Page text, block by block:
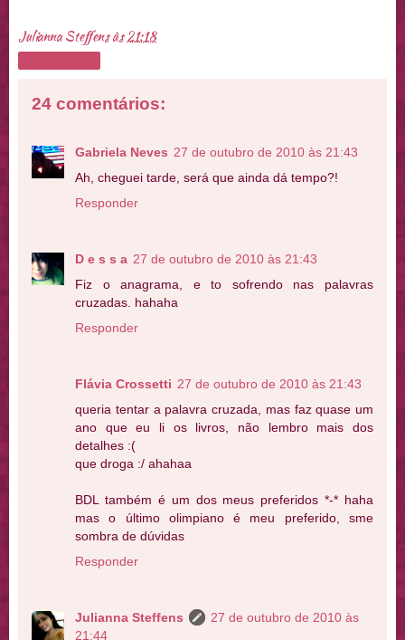
Julianna Steffensàs21:18
24 comentários:
Gabriela Neves 27 de outubro de 2010 às 21:43
Ah, cheguei tarde, será que ainda dá tempo?!
Responder
D e s s a 27 de outubro de 2010 às 21:43
Fiz o anagrama, e to sofrendo nas palavras
cruzadas. hahaha
Responder
Flávia Crossetti 27 de outubro de 2010 às 21:43
queria tentar a palavra cruzada, mas faz quase um
ano que eu li os livros, não lembro mais dos
detalhes :(
que droga :/ ahahaa
BDL também é um dos meus preferidos *-* haha
mas o último olimpiano é meu preferido, sme
sombra de dúvidas
Responder
Julianna Steffens
27 de outubro de 2010 às
21:44